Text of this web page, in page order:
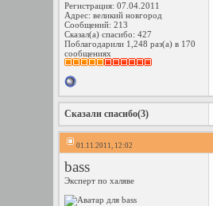
Регистрация: 07.04.2011
Адрес: великий новгород
Сообщений: 213
Сказал(а) спасибо: 427
Поблагодарили 1,248 раз(а) в 170
сообщениях
Сказали спасибо(3)
01.11.2011, 12:02
bass
Эксперт по халяве